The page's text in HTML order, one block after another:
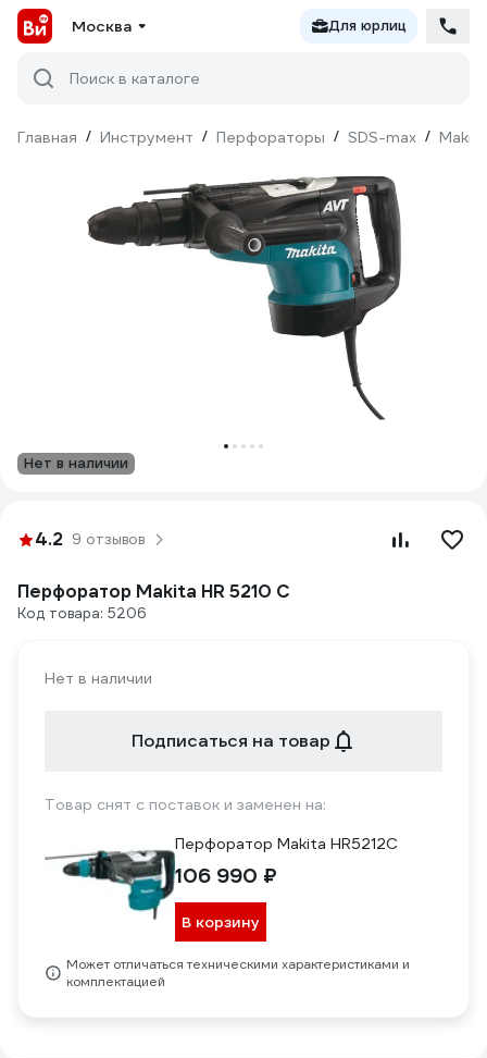
Москва Для юрлиц
Поиск в каталоге
Главная / Инструмент / Перфораторы / SDS-max / Makita
Нет в наличии
4.2 9 отзывов
Перфоратор Makita HR 5210 C
Код товара: 5206
Нет в наличии
Подписаться на товар
Товар снят с поставок и заменен на:
Перфоратор Makita HR5212C
106 990 ₽
В корзину
Может отличаться техническими характеристиками и
комплектацией